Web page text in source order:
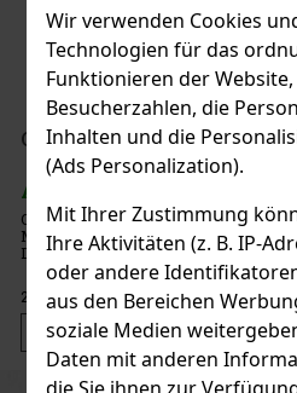
Wir verwenden Cookies
Technologien für das
Funktionieren der
Besucherzahlen, die
Inhalten und die
(Ads Personalization).
Mit Ihrer Zustimmung
Ihre Aktivitäten (z. B. IP-
oder andere
aus den Bereichen
soziale Medien
Daten mit anderen
die Sie ihnen zur
1.49 €
Bestellen
Neu
g
intensivem
im Mund sorgen.
Deckel
sodass Sie
2.29 €
Bestellen